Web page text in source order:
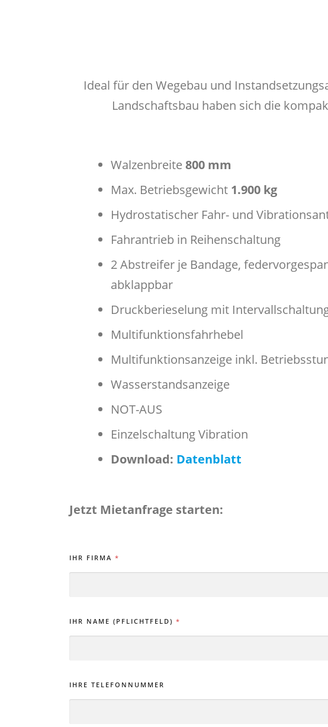
Ideal für den Wegebau und
Landschaftsbau haben sich die
Walzenbreite 800 mm
Max. Betriebsgewicht 1.900 kg
Hydrostatischer Fahr- und
Fahrantrieb in Reihenschaltung
2 Abstreifer je Bandage,
abklappbar
Druckberieselung mit
Multifunktionsfahrhebel
Multifunktionsanzeige inkl.
Wasserstandsanzeige
NOT-AUS
Einzelschaltung Vibration
Download: Datenblatt
Jetzt Mietanfrage starten:
IHR FIRMA *
IHR NAME (PFLICHTFELD) *
IHRE TELEFONNUMMER